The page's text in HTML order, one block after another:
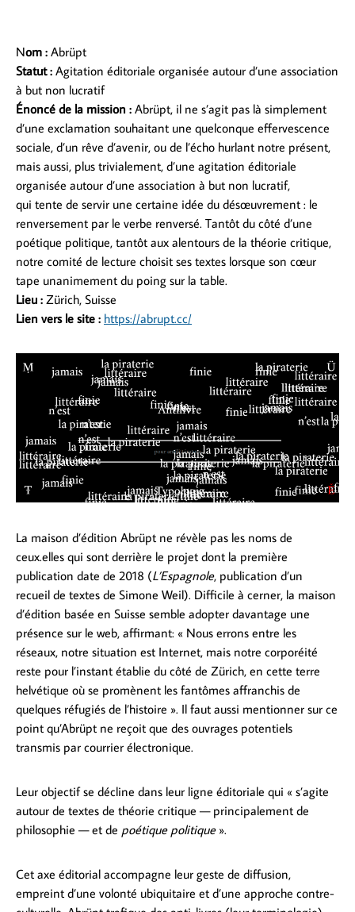
Nom : Abrüpt
Statut : Agitation éditoriale organisée autour d’une association
à but non lucratif
Énoncé de la mission : Abrüpt, il ne s’agit pas là simplement
d’une exclamation souhaitant une quelconque effervescence
sociale, d’un rêve d’avenir, ou de l’écho hurlant notre présent,
mais aussi, plus trivialement, d’une agitation éditoriale
organisée autour d’une association à but non lucratif,
qui tente de servir une certaine idée du désœuvrement : le
renversement par le verbe renversé. Tantôt du côté d’une
poétique politique, tantôt aux alentours de la théorie critique,
notre comité de lecture choisit ses textes lorsque son cœur
tape unanimement du poing sur la table.
Lieu : Zürich, Suisse
Lien vers le site : https://abrupt.cc/
La maison d’édition Abrüpt ne révèle pas les noms de
ceux.elles qui sont derrière le projet dont la première
publication date de 2018 (L’Espagnole, publication d’un
recueil de textes de Simone Weil). Difficile à cerner, la maison
d’édition basée en Suisse semble adopter davantage une
présence sur le web, affirmant: « Nous errons entre les
réseaux, notre situation est Internet, mais notre corporéité
reste pour l’instant établie du côté de Zürich, en cette terre
helvétique où se promènent les fantômes affranchis de
quelques réfugiés de l’histoire ». Il faut aussi mentionner sur ce
point qu’Abrüpt ne reçoit que des ouvrages potentiels
transmis par courrier électronique.
Leur objectif se décline dans leur ligne éditoriale qui « s’agite
autour de textes de théorie critique — principalement de
philosophie — et de poétique politique ».
Cet axe éditorial accompagne leur geste de diffusion,
empreint d’une volonté ubiquitaire et d’une approche contre-